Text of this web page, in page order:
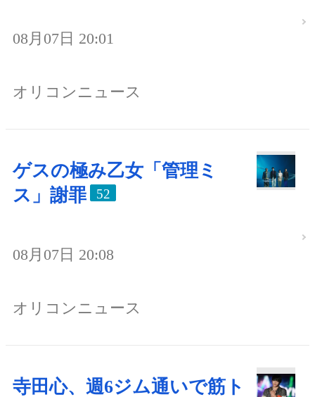
08月07日 20:01
オリコンニュース
ゲスの極み乙女「管理ミ
ス」謝罪
52
08月07日 20:08
オリコンニュース
寺田心、週6ジム通いで筋ト